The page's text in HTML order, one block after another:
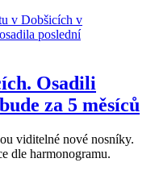
Osadili
za 5 měsíců
viditelné nové nosníky.
dle harmonogramu.